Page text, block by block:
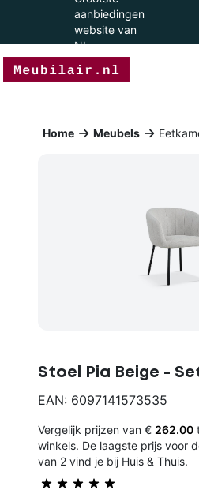
aanbiedingen
website van
NL
Home Meubels
Stoel Pia Beige -
EAN: 6097141573535
Vergelijk prijzen van € 262.00
winkels. De laagste prijs voor
van 2 vind je bij Huis & Thuis.